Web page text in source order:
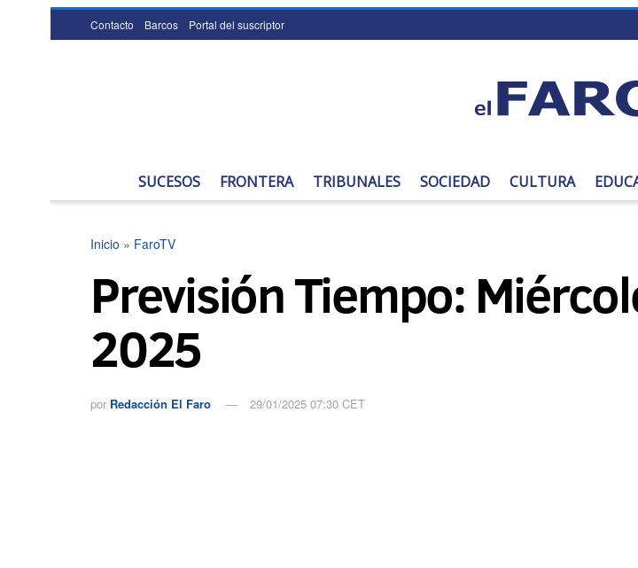
Contacto Barcos Portal del suscriptor
SUCESOS FRONTERA TRIBUNALES SOCIEDAD CULTURA
Inicio » FaroTV
Previsión Tiempo:
2025
por Redacción El Faro 29/01/2025 07:30 CET